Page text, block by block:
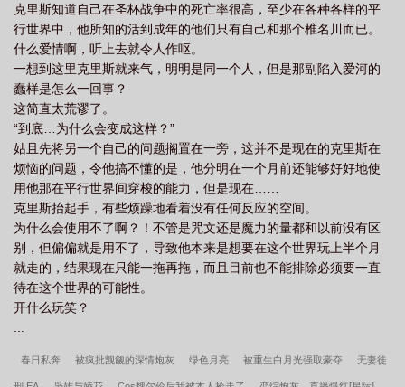
克里斯知道自己在圣杯战争中的死亡率很高，至少在各种各样的平
行世界中，他所知的活到成年的他们只有自己和那个椎名川而已。
什么爱情啊，听上去就令人作呕。
一想到这里克里斯就来气，明明是同一个人，但是那副陷入爱河的
蠢样是怎么一回事？
这简直太荒谬了。
“到底…为什么会变成这样？”
姑且先将另一个自己的问题搁置在一旁，这并不是现在的克里斯在
烦恼的问题，令他搞不懂的是，他分明在一个月前还能够好好地使
用他那在平行世界间穿梭的能力，但是现在……
克里斯抬起手，有些烦躁地看着没有任何反应的空间。
为什么会使用不了啊？！不管是咒文还是魔力的量都和以前没有区
别，但偏偏就是用不了，导致他本来是想要在这个世界玩上半个月
就走的，结果现在只能一拖再拖，而且目前也不能排除必须要一直
待在这个世界的可能性。
开什么玩笑？
春日私奔 被疯批觊觎的深情炮灰 绿色月亮 被重生白月光强取豪夺 无妻徒